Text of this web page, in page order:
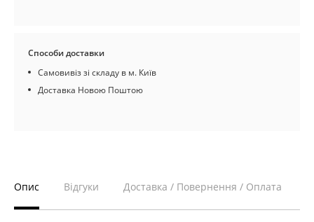
Способи доставки
Самовивіз зі складу в м. Київ
Доставка Новою Поштою
Опис Відгуки Доставка / Повернення / Оплата